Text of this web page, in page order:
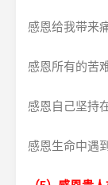
感恩给我带来
感恩所有的苦
感恩自己坚持
感恩生命中遇